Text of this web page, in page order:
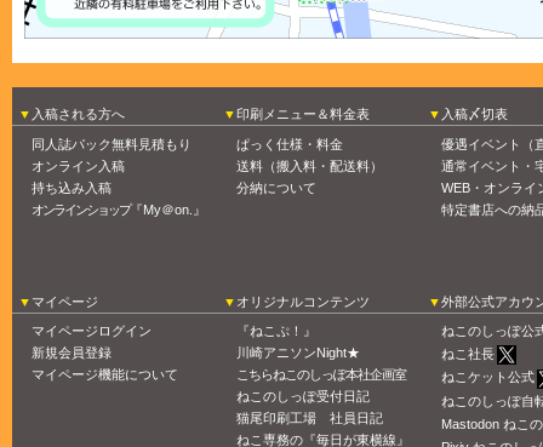
入稿される方へ
同人誌パック無料見積もり
オンライン入稿
持ち込み入稿
オンラインショップ『My＠on.』
印刷メニュー＆料金表
ぱっく仕様・料金
送料（搬入料・配送料）
分納について
入稿〆切表
優遇イベント（
通常イベント・
WEB・オンライ
特定書店への納
マイページ
マイページログイン
新規会員登録
マイページ機能について
オリジナルコンテンツ
『ねこぷ！』
川崎アニソンNight★
こちらねこのしっぽ本社企画室
ねこのしっぽ受付日記
猫尾印刷工場 社員日記
ねこ専務の『毎日が東横線』
外部公式アカウ
ねこのしっぽ公
ねこ社長
ねこケット公式
ねこのしっぽ自
Mastodon ねこ